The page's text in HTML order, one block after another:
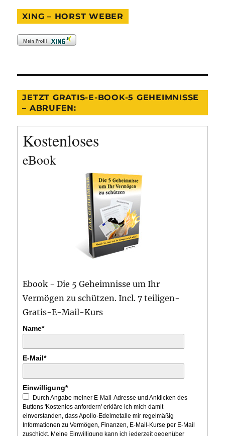
XING – HORST WEBER
JETZT GRATIS-E-BOOK-5 GEHEIMNISSE
– ABRUFEN:
Kostenloses
eBook
Ebook - Die 5 Geheimnisse um Ihr
Vermögen zu schützen. Incl. 7 teiligen-
Gratis-E-Mail-Kurs
Name*
E-Mail*
Einwilligung*
Durch Angabe meiner E-Mail-Adresse und Anklicken des
Buttons 'Kostenlos anfordern' erkläre ich mich damit
einverstanden, dass Apollo-Edelmetalle mir regelmäßig
Informationen zu Vermögen, Finanzen, E-Mail-Kurse per E-Mail
zuschickt. Meine Einwilligung kann ich jederzeit gegenüber